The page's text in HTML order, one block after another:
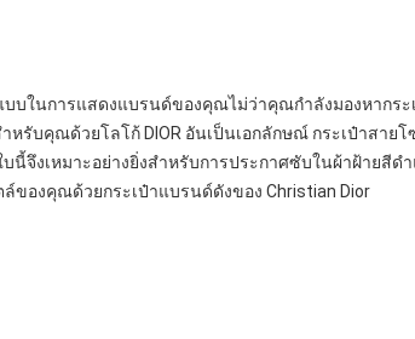
บในการแสดงแบรนด์ของคุณไม่ว่าคุณกำลังมองหากระ
หรับคุณด้วยโลโก้ DIOR อันเป็นเอกลักษณ์ กระเป๋าสาย
นี้จึงเหมาะอย่างยิ่งสำหรับการประกาศซับในผ้าฝ้ายสี
ของคุณด้วยกระเป๋าแบรนด์ดังของ Christian Dior